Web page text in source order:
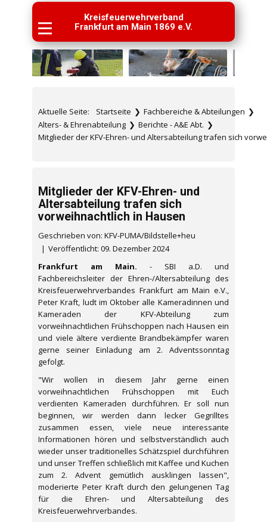
Kreisfeuerwehrverband
Frankfurt am Main 1869 e.V.
Aktuelle Seite: Startseite ❯ Fachbereiche & Abteilungen ❯
Alters- & Ehrenabteilung ❯ Berichte - A&E Abt. ❯
Mitglieder der KFV-Ehren- und Altersabteilung trafen sich
Mitglieder der KFV-Ehren- und
Altersabteilung trafen sich
vorweihnachtlich in Hausen
Geschrieben von: KFV-PUMA/Bildstelle+heu
Veröffentlicht: 09. Dezember 2024
Frankfurt am Main. - SBI a.D. und
Fachbereichsleiter der Ehren-/Altersabteilung des
Kreisfeuerwehrverbandes Frankfurt am Main e.V.,
Peter Kraft, ludt im Oktober alle Kameradinnen und
Kameraden der KFV-Abteilung zum
vorweihnachtlichen Frühschoppen nach Hausen ein
und viele ältere verdiente Brandbekämpfer waren
gerne seiner Einladung am 2. Adventssonntag
gefolgt.
"Wir wollen in diesem Jahr gerne einen
vorweihnachtlichen Frühschoppen mit Euch
verdienten Kameraden durchführen. Er soll nun
beginnen, wir werden dann lecker Gegrilltes
zusammen essen, viele neue interessante
Informationen hören und selbstverständlich auch
wieder unser traditionelles Schätzspiel durchführen
und unser Treffen schließlich mit Kaffee und Kuchen
zum 2. Advent gemütlich ausklingen lassen",
moderierte Peter Kraft durch den gelungenen Tag
für die Ehren- und Altersabteilung des
Kreisfeuerwehrverbandes.